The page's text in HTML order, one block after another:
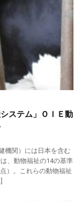
ステム」ＯＩＥ動
機関）には日本を含む
、動物福祉の14の基準
）。これらの動物福祉